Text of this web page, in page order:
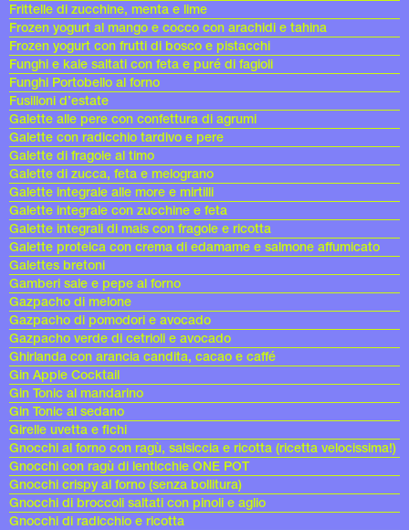
Frittelle di zucchine, menta e lime
Frozen yogurt al mango e cocco con arachidi e tahina
Frozen yogurt con frutti di bosco e pistacchi
Funghi e kale saltati con feta e puré di fagioli
Funghi Portobello al forno
Fusilloni d’estate
Galette alle pere con confettura di agrumi
Galette con radicchio tardivo e pere
Galette di fragole al timo
Galette di zucca, feta e melograno
Galette integrale alle more e mirtilli
Galette integrale con zucchine e feta
Galette integrali di mais con fragole e ricotta
Galette proteica con crema di edamame e salmone affumicato
Galettes bretoni
Gamberi sale e pepe al forno
Gazpacho di melone
Gazpacho di pomodori e avocado
Gazpacho verde di cetrioli e avocado
Ghirlanda con arancia candita, cacao e caffé
Gin Apple Cocktail
Gin Tonic al mandarino
Gin Tonic al sedano
Girelle uvetta e fichi
Gnocchi al forno con ragù, salsiccia e ricotta (ricetta velocissima!)
Gnocchi con ragù di lenticchie ONE POT
Gnocchi crispy al forno (senza bollitura)
Gnocchi di broccoli saltati con pinoli e aglio
Gnocchi di radicchio e ricotta